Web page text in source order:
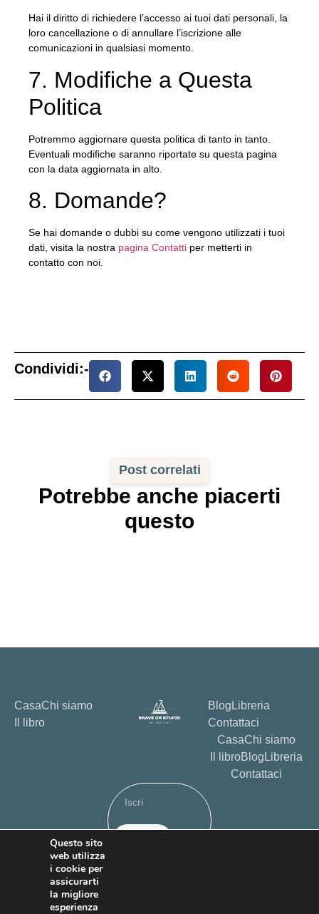
Hai il diritto di richiedere l’accesso ai tuoi dati personali, la
loro cancellazione o di annullare l’iscrizione alle
comunicazioni in qualsiasi momento.
7. Modifiche a Questa
Politica
Potremmo aggiornare questa politica di tanto in tanto.
Eventuali modifiche saranno riportate su questa pagina
con la data aggiornata in alto.
8. Domande?
Se hai domande o dubbi su come vengono utilizzati i tuoi
dati, visita la nostra pagina Contatti per metterti in
contatto con noi.
Condividi:-
Post correlati
Potrebbe anche piacerti
questo
CasaChi siamo
Il libro
Blog Libreria
Contattaci
CasaChi siamo
Il libroBlog Libreria
Contattaci
politica sulla riservatezza
Dichiarazioni di non responsabilità
Questo sito
web utilizza
i cookie per
assicurarti
la migliore
esperienza